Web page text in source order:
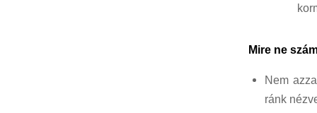
Mire ne
Nem
ránk